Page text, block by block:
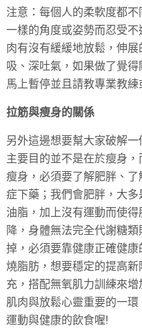
注意：每個人的柔軟度都
一樣的角度或姿勢而忍受
肉有沒有緩緩地放鬆，伸
吸、深吐氣，如果做了覺
馬上暫停並且請教專業教練
拉筋與瘦身的關係
另外這邊想要幫大家破解
主要目的並不是在於瘦身
瘦身，必須要了解肥胖、
症下藥；我們會肥胖，大
油脂，加上沒有運動而使
降，身體無法完全代謝糖
掉，必須要靠健康正確健
燒脂肪，想要穩定的提高
充，搭配無氧肌力訓練來
肌肉與放鬆心靈重要的一
運動與健康的飲食喔!